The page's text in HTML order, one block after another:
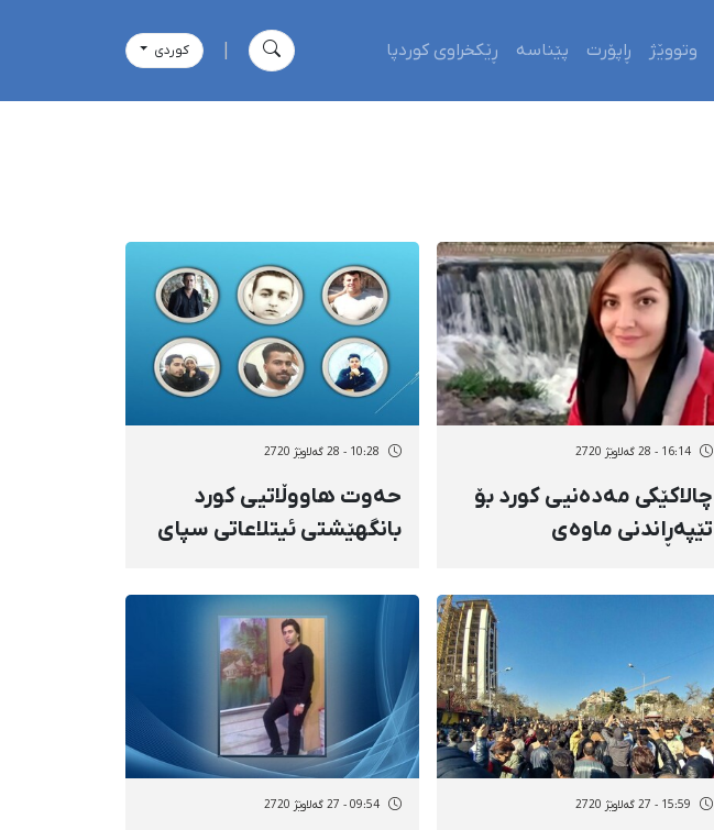
وتووێژ ڕاپۆرت پێناسە ڕێکخراوی کوردپا كوردی
16:14 - 28 گەلاوێژ 2720
چالاکێکی مەدەنیی کورد بۆ
تێپەڕاندنی ماوەی
دێزڵاوای کرماشان کرا
10:28 - 28 گەلاوێژ 2720
حەوت هاووڵاتیی کورد
بانگهێشتی ئیتلاعاتی سپای
15:59 - 27 گەلاوێژ 2720 09:54 - 27 گەلاوێژ 2720